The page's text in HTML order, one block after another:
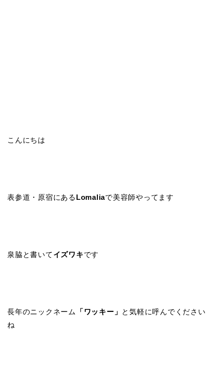
こんにちは
表参道・原宿にある Lomaliaで美容師やってます
泉脇と書いて イズワキです
長年のニックネーム 「ワッキー」 と気軽に呼んでください
ね